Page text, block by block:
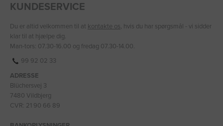
KUNDESERVICE
Du er altid velkommen til at kontakte os, hvis du har spørgsmål - vi sidder
klar til at hjælpe dig.
Man-tors: 07.30-16.00 og fredag 07.30-14.00.
99 92 02 33
ADRESSE
Blüchersvej 3
7480 Vildbjerg
CVR: 21 90 66 89